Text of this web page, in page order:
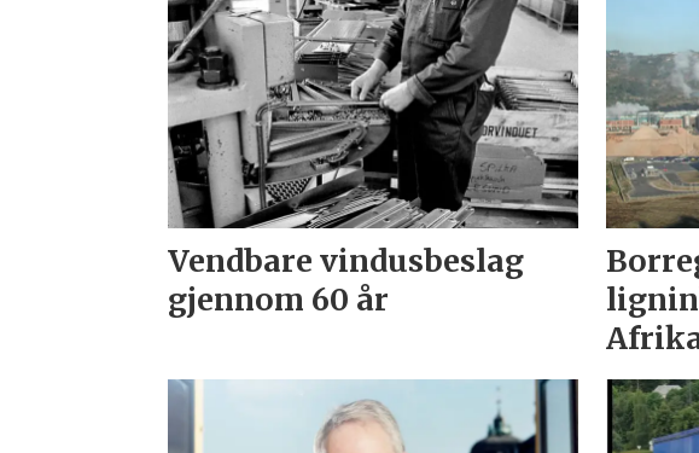
Vendbare vindusbeslag
gjennom 60 år